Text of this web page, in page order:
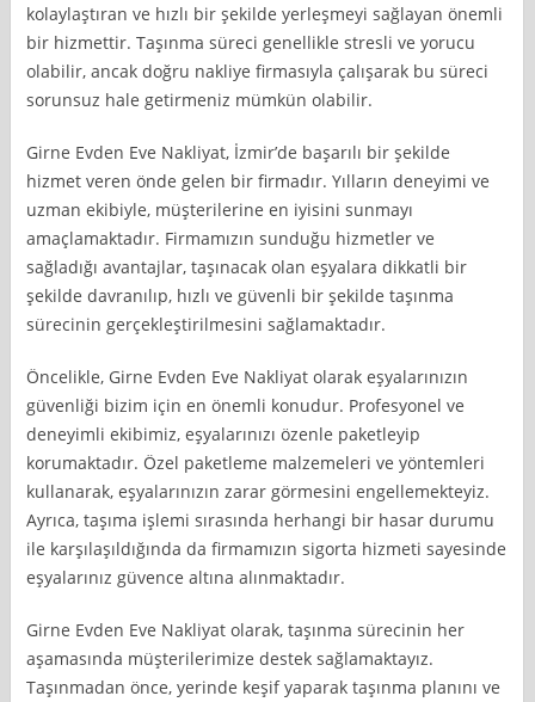
kolaylaştıran ve hızlı bir şekilde yerleşmeyi sağlayan önemli
bir hizmettir. Taşınma süreci genellikle stresli ve yorucu
olabilir, ancak doğru nakliye firmasıyla çalışarak bu süreci
sorunsuz hale getirmeniz mümkün olabilir.
Girne Evden Eve Nakliyat, İzmir’de başarılı bir şekilde
hizmet veren önde gelen bir firmadır. Yılların deneyimi ve
uzman ekibiyle, müşterilerine en iyisini sunmayı
amaçlamaktadır. Firmamızın sunduğu hizmetler ve
sağladığı avantajlar, taşınacak olan eşyalara dikkatli bir
şekilde davranılıp, hızlı ve güvenli bir şekilde taşınma
sürecinin gerçekleştirilmesini sağlamaktadır.
Öncelikle, Girne Evden Eve Nakliyat olarak eşyalarınızın
güvenliği bizim için en önemli konudur. Profesyonel ve
deneyimli ekibimiz, eşyalarınızı özenle paketleyip
korumaktadır. Özel paketleme malzemeleri ve yöntemleri
kullanarak, eşyalarınızın zarar görmesini engellemekteyiz.
Ayrıca, taşıma işlemi sırasında herhangi bir hasar durumu
ile karşılaşıldığında da firmamızın sigorta hizmeti sayesinde
eşyalarınız güvence altına alınmaktadır.
Girne Evden Eve Nakliyat olarak, taşınma sürecinin her
aşamasında müşterilerimize destek sağlamaktayız.
Taşınmadan önce, yerinde keşif yaparak taşınma planını ve